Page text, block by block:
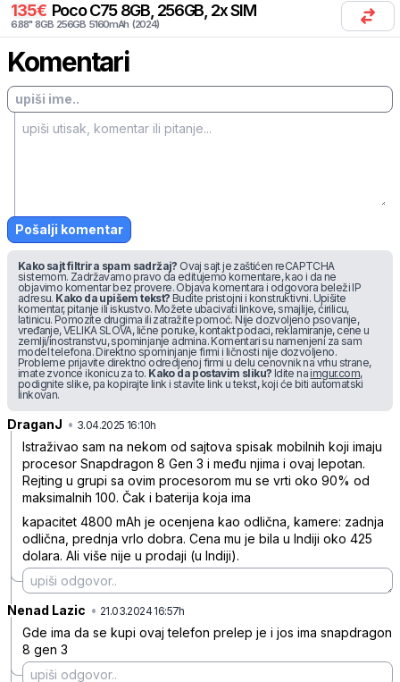
135€ Poco C75 8GB, 256GB, 2x SIM
6.88" 8GB 256GB 5160mAh (2024)
Komentari
Pošalji komentar
Kako sajt filtrira spam sadržaj? Ovaj sajt je zaštićen reCAPTCHA
sistemom. Zadržavamo pravo da editujemo komentare, kao i da ne
objavimo komentar bez provere. Objava komentara i odgovora beleži IP
adresu. Kako da upišem tekst? Budite pristojni i konstruktivni. Upišite
komentar, pitanje ili iskustvo. Možete ubacivati linkove, smajlije, ćirilicu,
latinicu. Pomozite drugima ili zatražite pomoć. Nije dozvoljeno psovanje,
vređanje, VELIKA SLOVA, lične poruke, kontakt podaci, reklamiranje, cene u
zemlji/inostranstvu, spominjanje admina. Komentari su namenjeni za sam
model telefona. Direktno spominjanje firmi i ličnosti nije dozvoljeno.
Probleme prijavite direktno odredjenoj firmi u delu cenovnik na vrhu strane,
imate zvonce ikonicu za to. Kako da postavim sliku? Idite na imgur.com,
podignite slike, pa kopirajte link i stavite link u tekst, koji će biti automatski
linkovan.
DraganJ • 3.04.2025 16:10h
Istraživao sam na nekom od sajtova spisak mobilnih koji imaju
procesor Snapdragon 8 Gen 3 i među njima i ovaj lepotan.
Rejting u grupi sa ovim procesorom mu se vrti oko 90% od
maksimalnih 100. Čak i baterija koja ima
kapacitet 4800 mAh je ocenjena kao odlična, kamere: zadnja
odlična, prednja vrlo dobra. Cena mu je bila u Indiji oko 425
dolara. Ali više nije u prodaji (u Indiji).
Nenad Lazic • 21.03.2024 16:57h
Gde ima da se kupi ovaj telefon prelep je i jos ima snapdragon
8 gen 3